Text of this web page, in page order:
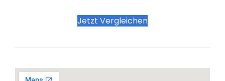
Jetzt Vergleichen